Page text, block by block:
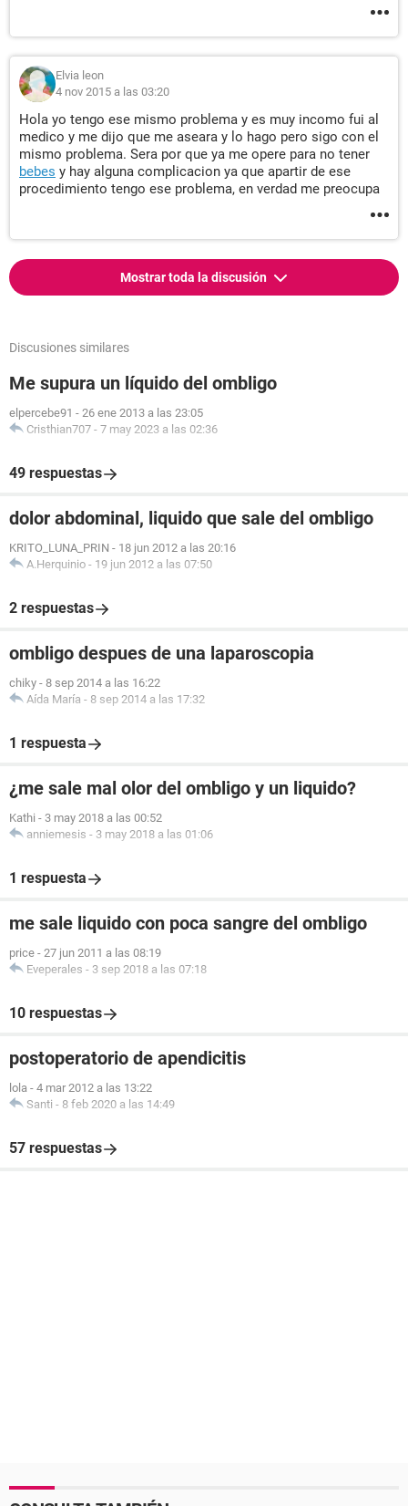
Elvia leon
4 nov 2015 a las 03:20
Hola yo tengo ese mismo problema y es muy incomo fui al
medico y me dijo que me aseara y lo hago pero sigo con el
mismo problema. Sera por que ya me opere para no tener
bebes y hay alguna complicacion ya que apartir de ese
procedimiento tengo ese problema, en verdad me preocupa
Mostrar toda la discusión
Discusiones similares
Me supura un líquido del ombligo
elpercebe91 - 26 ene 2013 a las 23:05
Cristhian707 - 7 may 2023 a las 02:36
49 respuestas
dolor abdominal, liquido que sale del ombligo
KRITO_LUNA_PRIN - 18 jun 2012 a las 20:16
A.Herquinio - 19 jun 2012 a las 07:50
2 respuestas
ombligo despues de una laparoscopia
chiky - 8 sep 2014 a las 16:22
Aída María - 8 sep 2014 a las 17:32
1 respuesta
¿me sale mal olor del ombligo y un liquido?
Kathi - 3 may 2018 a las 00:52
anniemesis - 3 may 2018 a las 01:06
1 respuesta
me sale liquido con poca sangre del ombligo
price - 27 jun 2011 a las 08:19
Eveperales - 3 sep 2018 a las 07:18
10 respuestas
postoperatorio de apendicitis
lola - 4 mar 2012 a las 13:22
Santi - 8 feb 2020 a las 14:49
57 respuestas